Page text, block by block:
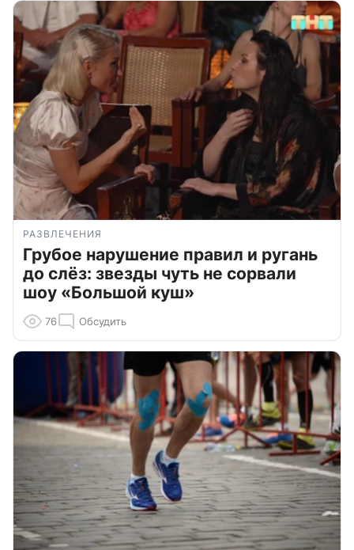
РАЗВЛЕЧЕНИЯ
Грубое нарушение правил и ругань
до слёз: звезды чуть не сорвали
шоу «Большой куш»
76 Обсудить